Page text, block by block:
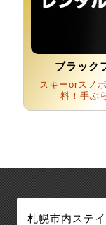
ブラック
スキーorスノ
料！手ぶ
札幌市内ステイ